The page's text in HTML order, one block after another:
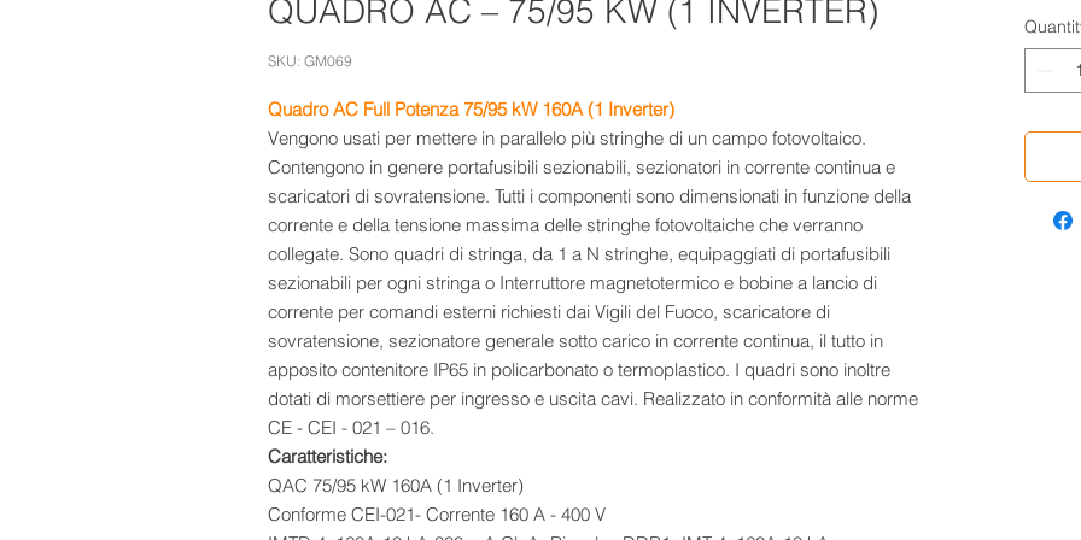
QUADRO AC – 75/95 KW (1 INVERTER)
SKU: GM069
Quadro AC Full Potenza75/95 kW 160A (1 Inverter)
Vengono usati per mettere in parallelo più stringhe di un campo fotovoltaico.
Contengono in genere portafusibili sezionabili, sezionatori in corrente continua e
scaricatori di sovratensione. Tutti i componenti sono dimensionati in funzione della
corrente e della tensione massima delle stringhe fotovoltaiche che verranno
collegate. Sono quadri di stringa, da 1 a N stringhe, equipaggiati di portafusibili
sezionabili per ogni stringa o Interruttore magnetotermico e bobine a lancio di
corrente per comandi esterni richiesti dai Vigili del Fuoco, scaricatore di
sovratensione, sezionatore generale sotto carico in corrente continua, il tutto in
apposito contenitore IP65 in policarbonato o termoplastico. I quadri sono inoltre
dotati di morsettiere per ingresso e uscita cavi. Realizzato in conformità alle norme
CE - CEI - 021 – 016.
Caratteristiche:
QAC 75/95 kW 160A (1 Inverter)
Conforme CEI-021- Corrente 160 A - 400 V